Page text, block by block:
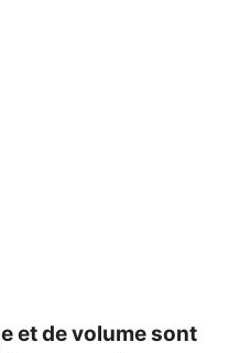
et de volume sont